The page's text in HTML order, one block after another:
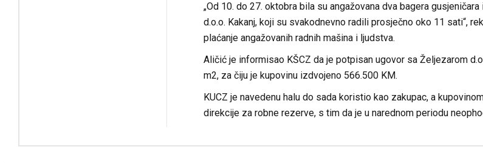
„Od 10. do 27. oktobra bila su angažovana dva bagera
d.o.o. Kakanj, koji su svakodnevno radili prosječno oko 11 sati“,
plaćanje angažovanih radnih mašina i ljudstva.
Aličić je informisao KŠCZ da je potpisan ugovor sa Željezarom
m2, za čiju je kupovinu izdvojeno 566.500 KM.
KUCZ je navedenu halu do sada koristio kao zakupac, a
direkcije za robne rezerve, s tim da je u narednom periodu